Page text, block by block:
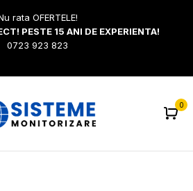
rata OFERTELE!
PESTE 15 ANI DE EXPERIENTA!
0723 923 823
0